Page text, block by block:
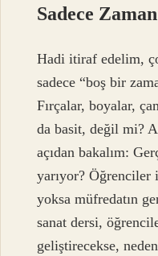
Sadece
Hadi itiraf edelim,
sadece “boş bir
Fırçalar, boyalar,
da basit, değil mi?
açıdan bakalım:
yarıyor? Öğrenciler
yoksa müfredatın
sanat dersi,
geliştirecekse,